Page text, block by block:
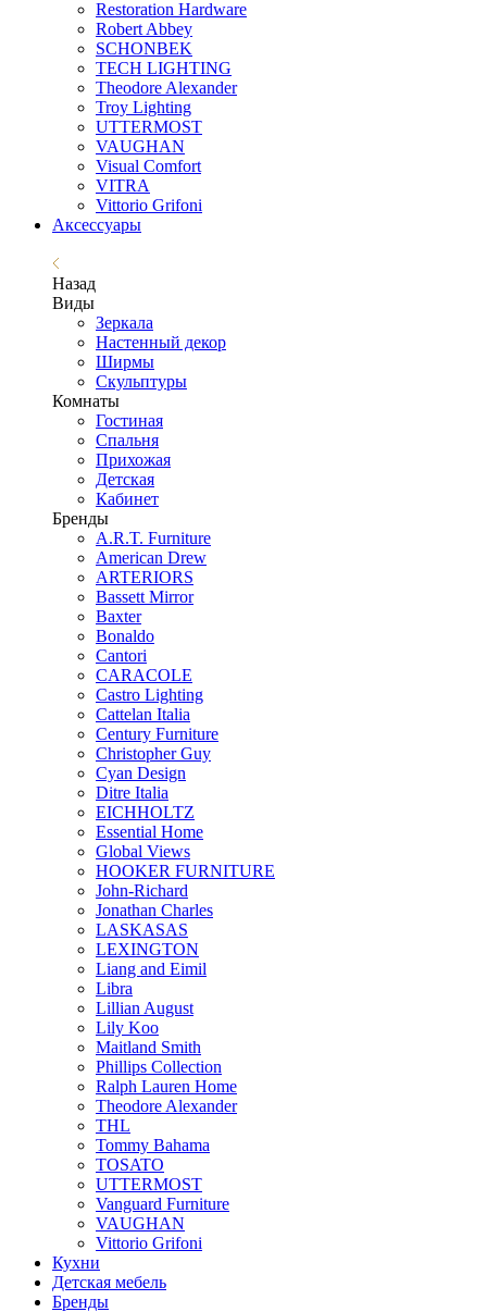
Restoration Hardware
Robert Abbey
SCHONBEK
TECH LIGHTING
Theodore Alexander
Troy Lighting
UTTERMOST
VAUGHAN
Visual Comfort
VITRA
Vittorio Grifoni
Аксессуары
Назад
Виды
Зеркала
Настенный декор
Ширмы
Скульптуры
Комнаты
Гостиная
Спальня
Прихожая
Детская
Кабинет
Бренды
A.R.T. Furniture
American Drew
ARTERIORS
Bassett Mirror
Baxter
Bonaldo
Cantori
CARACOLE
Castro Lighting
Cattelan Italia
Century Furniture
Christopher Guy
Cyan Design
Ditre Italia
EICHHOLTZ
Essential Home
Global Views
HOOKER FURNITURE
John-Richard
Jonathan Charles
LASKASAS
LEXINGTON
Liang and Eimil
Libra
Lillian August
Lily Koo
Maitland Smith
Phillips Collection
Ralph Lauren Home
Theodore Alexander
THL
Tommy Bahama
TOSATO
UTTERMOST
Vanguard Furniture
VAUGHAN
Vittorio Grifoni
Кухни
Детская мебель
Бренды